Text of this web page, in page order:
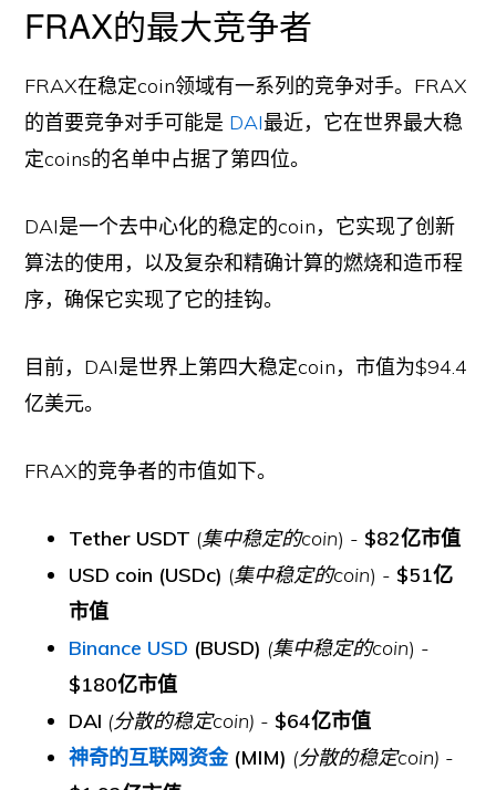
FRAX的最大竞争者
FRAX在稳定coin领域有一系列的竞争对手。FRAX
的首要竞争对手可能是 DAI最近，它在世界最大稳
定coins的名单中占据了第四位。
DAI是一个去中心化的稳定的coin，它实现了创新
算法的使用，以及复杂和精确计算的燃烧和造币程
序，确保它实现了它的挂钩。
目前，DAI是世界上第四大稳定coin，市值为$94.4
亿美元。
FRAX的竞争者的市值如下。
Tether USDT (集中稳定的coin) - $82亿市值
USD coin (USDc) (集中稳定的coin) - $51亿
市值
Binance USD (BUSD) (集中稳定的coin) -
$180亿市值
DAI (分散的稳定coin) - $64亿市值
神奇的互联网资金(MIM) (分散的稳定coin) -